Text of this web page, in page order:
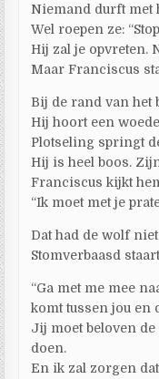
Niemand durft met
Wel roepen ze:
Hij zal je opvreten.
Maar Franciscus
Bij de rand van het
Hij hoort een
Plotseling springt
Hij is heel boos.
Franciscus kijkt
“Ik moet met je
Dat had de wolf
Stomverbaasd
“Ga met me mee
komt tussen jou en
Jij moet beloven
doen.
En ik zal zorgen